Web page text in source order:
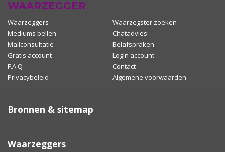
WAARZEGGER
Waarzeggers
Waarzegster zoeken
Mediums bellen
Chatadvies
Mailconsultatie
Belafspraken
Gratis account
Login account
F.A.Q
Contact
Privacybeleid
Algemene voorwaarden
Bronnen & sitemap
Waarzeggers